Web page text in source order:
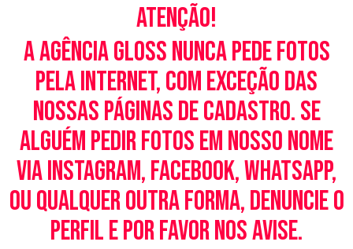
Atenção!
A Agência Gloss nunca pede fotos
pela Internet, com exceção das
nossas páginas de cadastro. Se
alguém pedir fotos em nosso nome
via Instagram, Facebook, WhatsApp,
ou qualquer outra forma, denuncie o
perfil e por favor nos avise.